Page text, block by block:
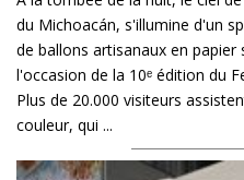
du Michoacán, s'illumine d'un
de ballons artisanaux en papier
l'occasion de la 10ᵉ édition du
Plus de 20.000 visiteurs
couleur, qui ...